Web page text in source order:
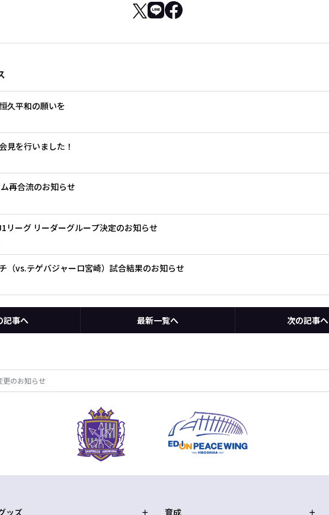
久平和の願いを
見を行いました！
再合流のお知らせ
リーグ リーダーグループ決定のお知らせ
（vs.テゲバジャーロ宮崎）試合結果のお知らせ
記事へ 最新一覧へ 次の記事へ
更のお知らせ
ッズ 育成